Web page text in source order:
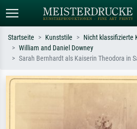
Standardsuche
oder Stilen – z.B. Monet,
Wiese,
Startseite Kunststile
Nicht klassifizierte
William and Daniel Downey
Sarah Bernhardt als Kaiserin Theodora in